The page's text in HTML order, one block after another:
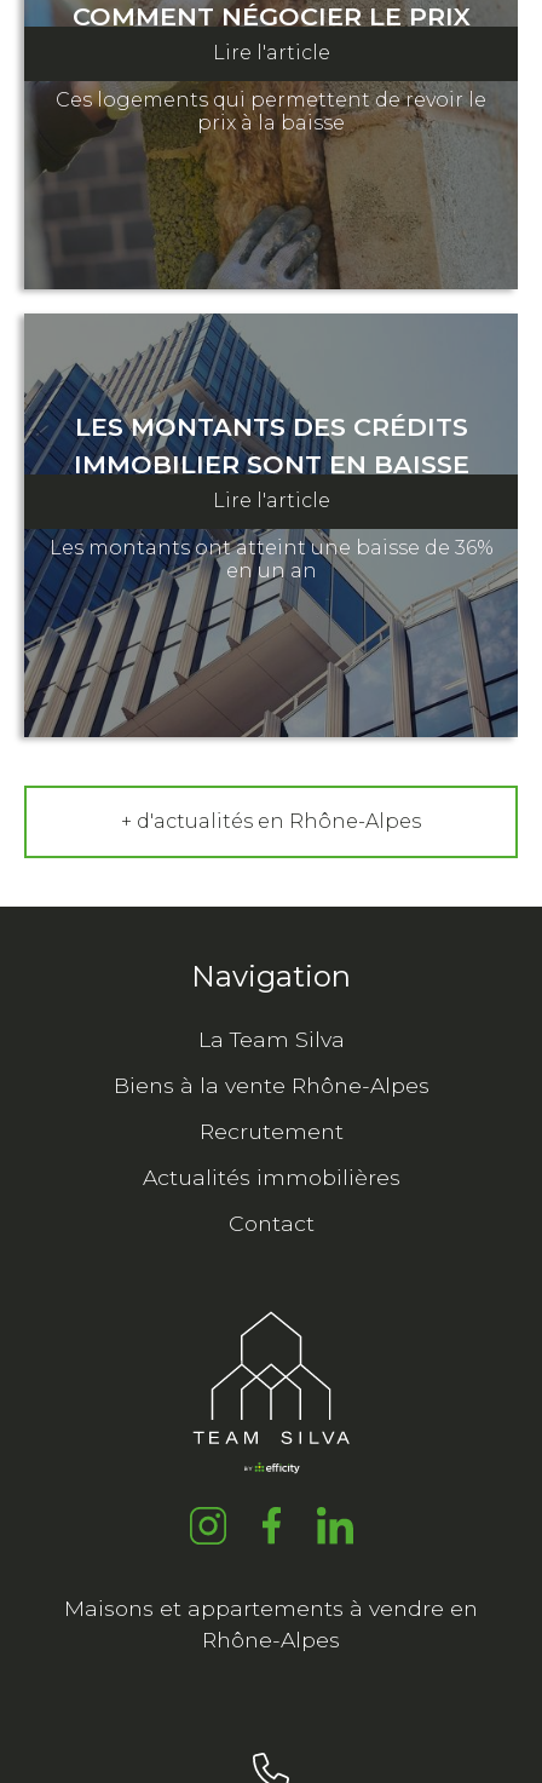
COMMENT NÉGOCIER LE PRIX
12 août 2024
Ces logements qui permettent de revoir le
prix à la baisse
Lire l'article
LES MONTANTS DES CRÉDITS
IMMOBILIER SONT EN BAISSE
07 août 2024
Les montants ont atteint une baisse de 36%
en un an
Lire l'article
+ d'actualités en Rhône-Alpes
Navigation
La Team Silva
Biens à la vente Rhône-Alpes
Recrutement
Actualités immobilières
Contact
Maisons et appartements à vendre en
Rhône-Alpes